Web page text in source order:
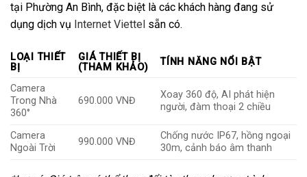
tại Phường An Bình, đặc biệt là các khách hàng đang sử
dụng dịch vụ Internet Viettel sẵn có.
LOẠI THIẾT
BỊ
GIÁ THIẾT BỊ
(THAM KHẢO)
TÍNH NĂNG NỔI BẬT
Camera
Trong Nhà
360°
690.000 VNĐ
Xoay 360 độ, AI phát hiện
người, đàm thoại 2 chiều
Camera
Ngoài Trời
990.000 VNĐ
Chống nước IP67, hồng ngoại
30m, cảnh báo âm thanh